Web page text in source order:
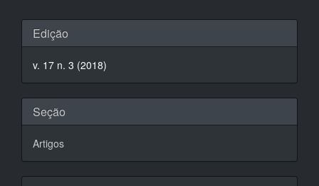
Detalhes
do
artigo
Edição
v. 17 n. 3 (2018)
Seção
Artigos